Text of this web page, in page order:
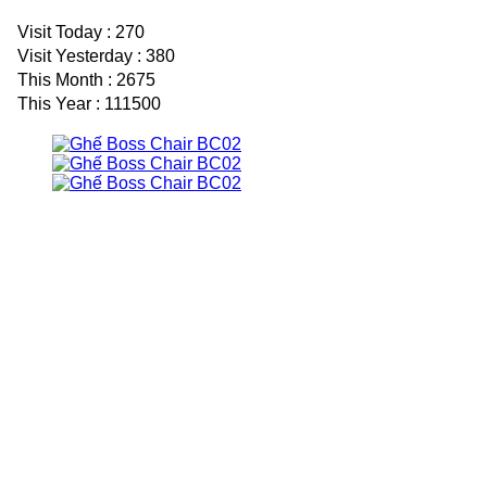
Visit Today : 270
Visit Yesterday : 380
This Month : 2675
This Year : 111500